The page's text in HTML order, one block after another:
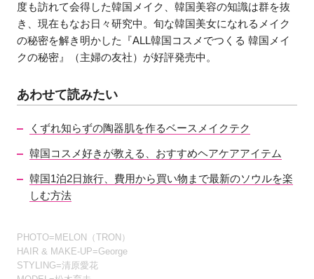
度も訪れて会得した韓国メイク、韓国美容の知識は群を抜
き、現在もなお日々研究中。旬な韓国美女になれるメイク
の秘密を解き明かした『ALL韓国コスメでつくる 韓国メイ
クの秘密』（主婦の友社）が好評発売中。
あわせて読みたい
くずれ知らずの陶器肌を作るベースメイクテク
韓国コスメ好きが教える、おすすめヘアケアアイテム
韓国1泊2日旅行、費用から買い物まで最新のソウルを楽
しむ方法
PHOTO=MELON（TRON）
HAIR & MAKE-UP=George
STYLING=清原愛花